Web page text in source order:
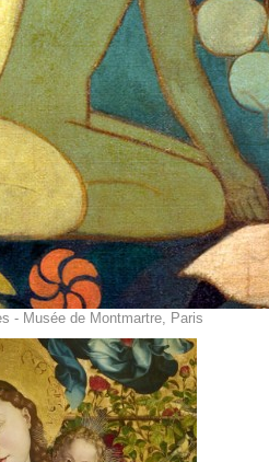
- Musée de Montmartre, Paris